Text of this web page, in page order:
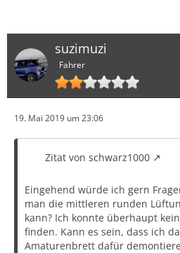
suzimuzi
Fahrer
19. Mai 2019 um 23:06
Zitat von schwarz1000
Eingehend würde ich gern
man die mittleren runden
kann? Ich konnte überhaupt
finden. Kann es sein, dass ich
Amaturenbrett dafür